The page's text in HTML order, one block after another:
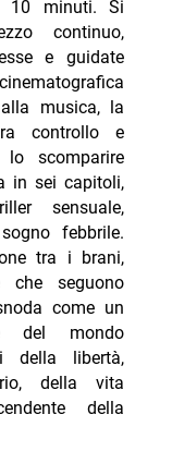
10 minuti. Si
continuo,
e guidate
musica, la
controllo e
lo scomparire
in sei capitoli,
sensuale,
febbrile.
tra i brani,
che seguono
come un
del mondo
della libertà,
della vita
della